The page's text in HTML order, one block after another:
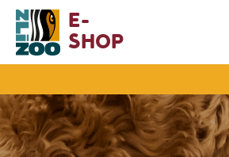
E-
Shop